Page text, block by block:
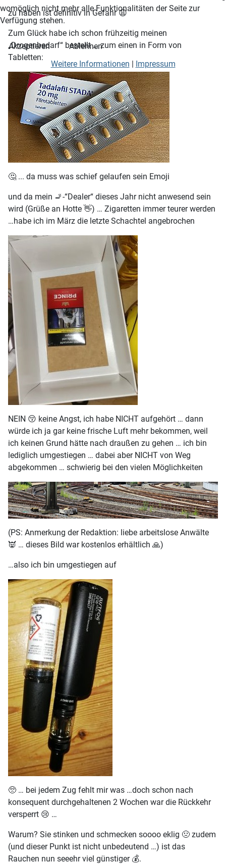
zu haben ist definitiv in Gefahr 😩
Zum Glück habe ich schon frühzeitig meinen
„Drogenbedarf“ bestellt … zum einen in Form von
Tabletten:
🤔 ... da muss was schief gelaufen sein Emoji
und da mein 🚬-“Dealer“ dieses Jahr nicht anwesend sein
wird (Grüße an Hotte 👋) … Zigaretten immer teurer werden
…habe ich im März die letzte Schachtel angebrochen
NEIN 😚 keine Angst, ich habe NICHT aufgehört … dann
würde ich ja gar keine frische Luft mehr bekommen, weil
ich keinen Grund hätte nach draußen zu gehen … ich bin
lediglich umgestiegen … dabei aber NICHT von Weg
abgekommen … schwierig bei den vielen Möglichkeiten
(PS: Anmerkung der Redaktion: liebe arbeitslose Anwälte
👿 … dieses Bild war kostenlos erhältlich 🙏)
…also ich bin umgestiegen auf
🥺 … bei jedem Zug fehlt mir was …doch schon nach
konsequent durchgehaltenen 2 Wochen war die Rückkehr
versperrt 😢 …
Warum? Sie stinken und schmecken soooo eklig 🤢 zudem
(und dieser Punkt ist nicht unbedeutend …) ist das
Rauchen nun seeehr viel günstiger 💰.
womöglich nicht mehr alle Funktionalitäten der Seite zur
Verfügung stehen.
Akzeptieren
Ablehnen
Weitere Informationen | Impressum